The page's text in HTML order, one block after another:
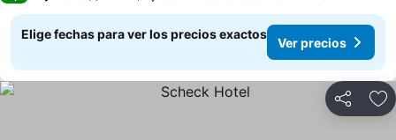
Elige fechas para ver los precios exactos
Ver precios
Compartir